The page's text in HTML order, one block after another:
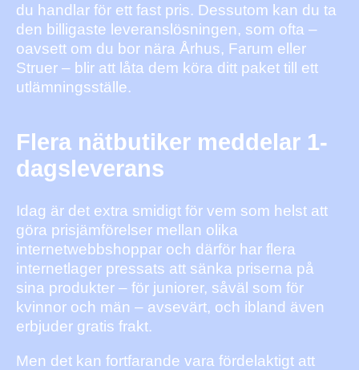
du handlar för ett fast pris. Dessutom kan du ta
den billigaste leveranslösningen, som ofta –
oavsett om du bor nära Århus, Farum eller
Struer – blir att låta dem köra ditt paket till ett
utlämningsställe.
Flera nätbutiker meddelar 1-
dagsleverans
Idag är det extra smidigt för vem som helst att
göra prisjämförelser mellan olika
internetwebbshoppar och därför har flera
internetlager pressats att sänka priserna på
sina produkter – för juniorer, såväl som för
kvinnor och män – avsevärt, och ibland även
erbjuder gratis frakt.
Men det kan fortfarande vara fördelaktigt att